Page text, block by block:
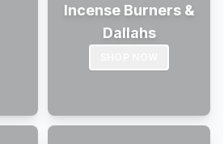
Incense Burners &
Dallahs